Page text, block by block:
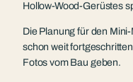
Hollow-Wood-Gerüstes
Die Planung für den
schon weit
Fotos vom Bau geben.